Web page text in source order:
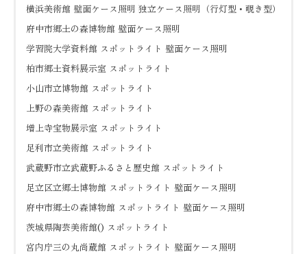
横浜美術館 壁面ケース照明 独立ケース照明（行灯型・覗き型）
府中市郷土の森博物館 壁面ケース照明
学習院大学資料館 スポットライト 壁面ケース照明
柏市郷土資料展示室 スポットライト
小山市立博物館 スポットライト
上野の森美術館 スポットライト
増上寺宝物展示室 スポットライト
足利市立美術館 スポットライト
武蔵野市立武蔵野ふるさと歴史館 スポットライト
足立区立郷土博物館 スポットライト 壁面ケース照明
府中市郷土の森博物館 スポットライト 壁面ケース照明
茨城県陶芸美術館() スポットライト
宮内庁三の丸尚蔵館 スポットライト 壁面ケース照明